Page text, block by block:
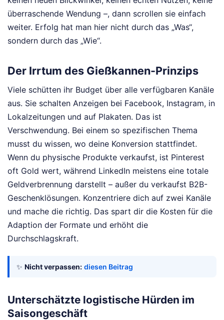
überraschende Wendung –, dann scrollen sie einfach
weiter. Erfolg hat man hier nicht durch das „Was“,
sondern durch das „Wie“.
Der Irrtum des Gießkannen-Prinzips
Viele schütten ihr Budget über alle verfügbaren Kanäle
aus. Sie schalten Anzeigen bei Facebook, Instagram, in
Lokalzeitungen und auf Plakaten. Das ist
Verschwendung. Bei einem so spezifischen Thema
musst du wissen, wo deine Konversion stattfindet.
Wenn du physische Produkte verkaufst, ist Pinterest
oft Gold wert, während LinkedIn meistens eine totale
Geldverbrennung darstellt – außer du verkaufst B2B-
Geschenklösungen. Konzentriere dich auf zwei Kanäle
und mache die richtig. Das spart dir die Kosten für die
Adaption der Formate und erhöht die
Durchschlagskraft.
✨ Nicht verpassen: diesen Beitrag
Unterschätzte logistische Hürden im
Saisongeschäft